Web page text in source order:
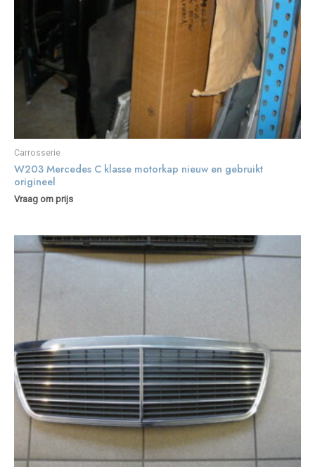
Carrosserie
W203 Mercedes C klasse motorkap nieuw en gebruikt
origineel
Vraag om prijs